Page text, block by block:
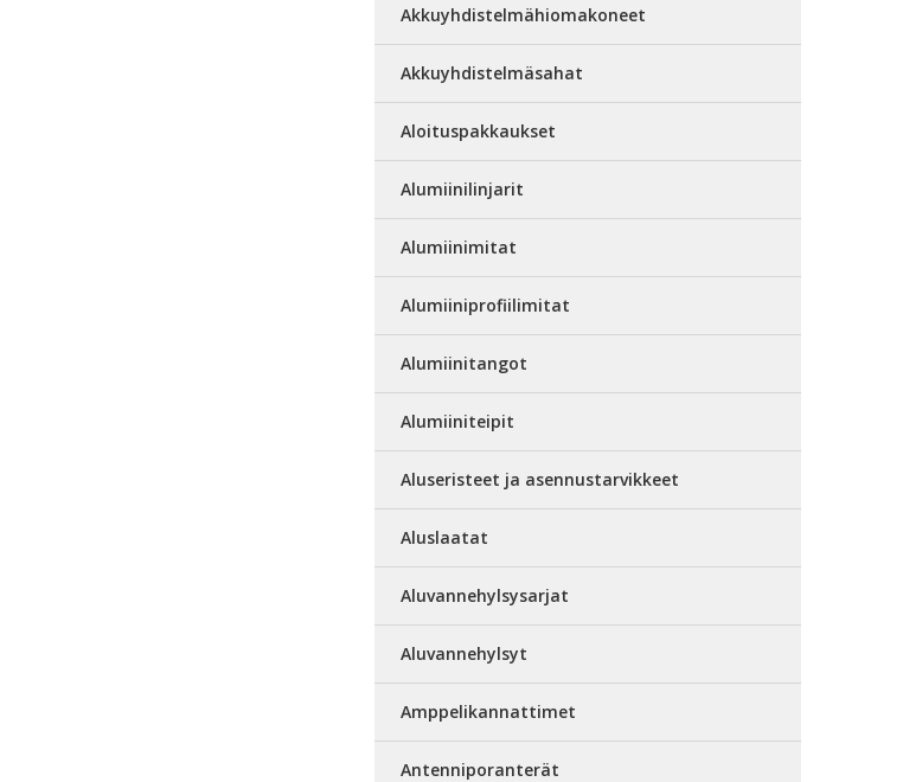
Akkuyhdistelmähiomakoneet
Akkuyhdistelmäsahat
Aloituspakkaukset
Alumiinilinjarit
Alumiinimitat
Alumiiniprofiilimitat
Alumiinitangot
Alumiiniteipit
Aluseristeet ja asennustarvikkeet
Aluslaatat
Aluvannehylsysarjat
Aluvannehylsyt
Amppelikannattimet
Antenniporanterät